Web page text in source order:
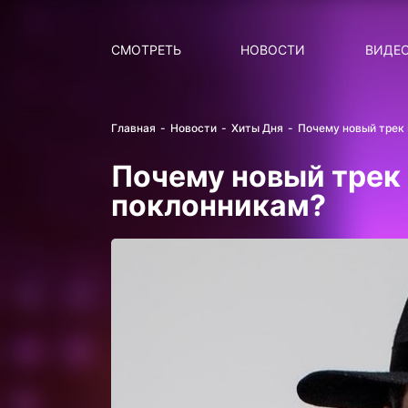
СМОТРЕТЬ НОВОСТИ
Главная Новости Хиты Дня Почему новый трек
Почему новый трек
поклонникам?